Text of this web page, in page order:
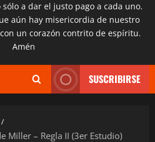
a dar el justo pago a cada uno.
aún hay misericordia de nuestro
un corazón contrito de espíritu.
Amén
SUSCRIBIRSE
Miller – Regla II (3er Estudio)